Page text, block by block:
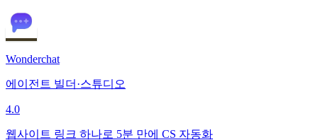
Wonderchat
에이전트 빌더·스튜디오
4.0
웹사이트 링크 하나로 5분 만에 CS 자동화